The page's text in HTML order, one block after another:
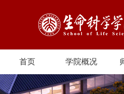
首页 学院概况